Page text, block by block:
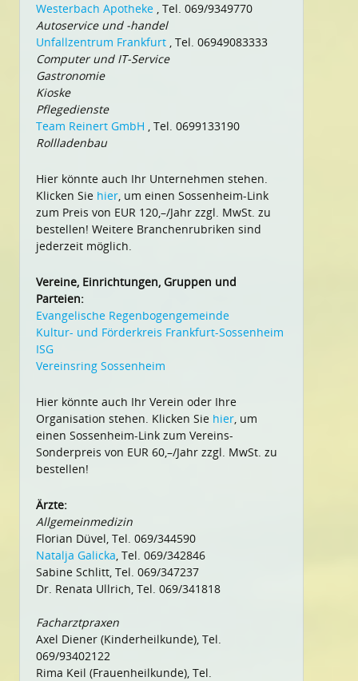
Westerbach Apotheke , Tel. 069/9349770
Autoservice und -handel
Unfallzentrum Frankfurt , Tel. 06949083333
Computer und IT-Service
Gastronomie
Kioske
Pflegedienste
Team Reinert GmbH , Tel. 0699133190
Rollladenbau
Hier könnte auch Ihr Unternehmen stehen.
Klicken Sie hier, um einen Sossenheim-Link
zum Preis von EUR 120,–/Jahr zzgl. MwSt. zu
bestellen! Weitere Branchenrubriken sind
jederzeit möglich.
Vereine, Einrichtungen, Gruppen und
Parteien:
Evangelische Regenbogengemeinde
Kultur- und Förderkreis Frankfurt-Sossenheim
ISG
Vereinsring Sossenheim
Hier könnte auch Ihr Verein oder Ihre
Organisation stehen. Klicken Sie hier, um
einen Sossenheim-Link zum Vereins-
Sonderpreis von EUR 60,–/Jahr zzgl. MwSt. zu
bestellen!
Ärzte:
Allgemeinmedizin
Florian Düvel, Tel. 069/344590
Natalja Galicka, Tel. 069/342846
Sabine Schlitt, Tel. 069/347237
Dr. Renata Ullrich, Tel. 069/341818
Facharztpraxen
Axel Diener (Kinderheilkunde), Tel.
069/93402122
Rima Keil (Frauenheilkunde), Tel.